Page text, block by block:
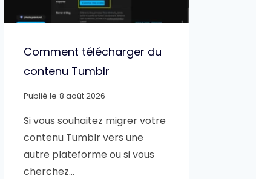
Comment télécharger du
contenu Tumblr
Publié le 8 août 2026
Si vous souhaitez migrer votre
contenu Tumblr vers une
autre plateforme ou si vous
cherchez…